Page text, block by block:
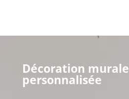
Décoration murale
personnalisée